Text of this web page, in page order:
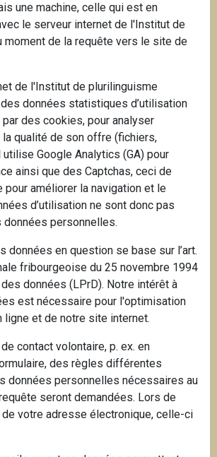
une machine, celle qui est en
le serveur internet de l'Institut de
moment de la requête vers le site de
de l'Institut de plurilinguisme
des données statistiques d’utilisation
des cookies, pour analyser
la qualité de son offre (fichiers,
utilise Google Analytics (GA) pour
ainsi que des Captchas, ceci de
pour améliorer la navigation et le
d’utilisation ne sont donc pas
personnelles.
données en question se base sur l’art.
fribourgeoise du 25 novembre 1994
données (LPrD). Notre intérêt à
est nécessaire pour l'optimisation
ligne et de notre site internet.
contact volontaire, p. ex. en
des règles différentes
données personnelles nécessaires au
seront demandées. Lors de
de votre adresse électronique, celle-ci